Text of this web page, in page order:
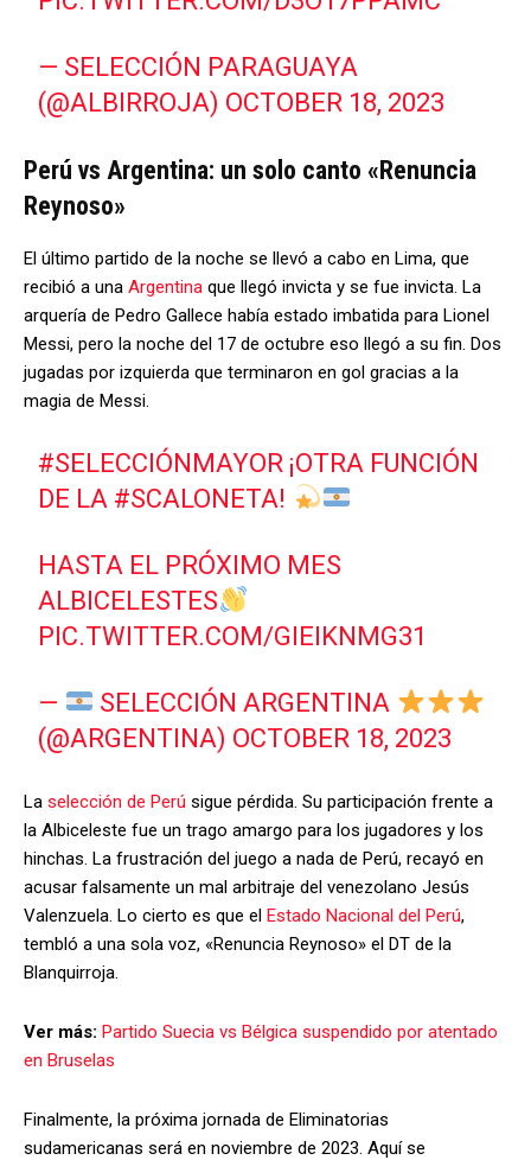
— SELECCIÓN PARAGUAYA
(@ALBIRROJA) OCTOBER 18, 2023
Perú vs Argentina: un solo canto «Renuncia
Reynoso»
El último partido de la noche se llevó a cabo en Lima, que
recibió a una Argentina que llegó invicta y se fue invicta. La
arquería de Pedro Gallece había estado imbatida para Lionel
Messi, pero la noche del 17 de octubre eso llegó a su fin. Dos
jugadas por izquierda que terminaron en gol gracias a la
magia de Messi.
#SELECCIÓNMAYOR ¡OTRA FUNCIÓN
DE LA #SCALONETA!
HASTA EL PRÓXIMO MES
ALBICELESTES
PIC.TWITTER.COM/GIEIKNMG31
—
SELECCIÓN ARGENTINA
(@ARGENTINA) OCTOBER 18, 2023
La selección de Perú sigue pérdida. Su participación frente a
la Albiceleste fue un trago amargo para los jugadores y los
hinchas. La frustración del juego a nada de Perú, recayó en
acusar falsamente un mal arbitraje del venezolano Jesús
Valenzuela. Lo cierto es que el Estado Nacional del Perú,
tembló a una sola voz, «Renuncia Reynoso» el DT de la
Blanquirroja.
Ver más: Partido Suecia vs Bélgica suspendido por atentado
en Bruselas
Finalmente, la próxima jornada de Eliminatorias
sudamericanas será en noviembre de 2023. Aquí se